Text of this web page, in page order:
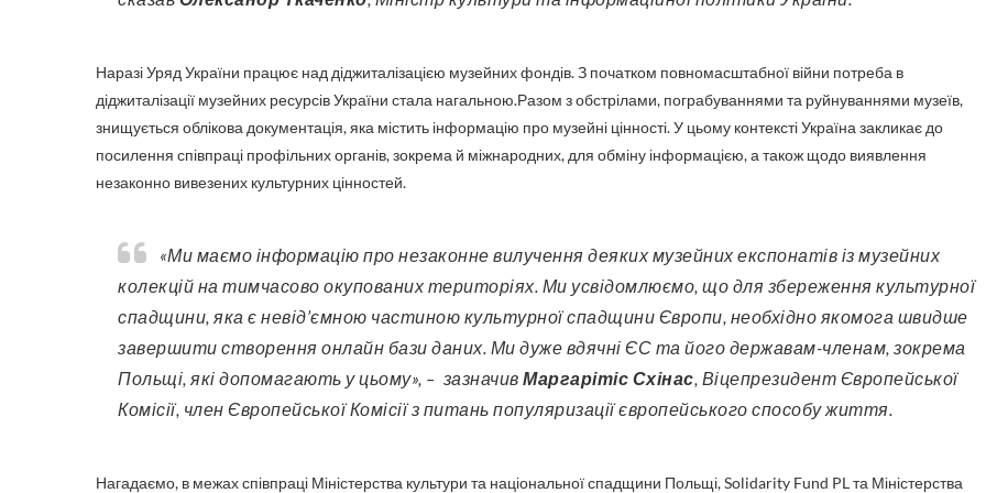
Наразі Уряд України працює над діджиталізацією музейних фондів. З початком повномасштабної війни потреба в
діджиталізації музейних ресурсів України стала нагальною.Разом з обстрілами, пограбуваннями та руйнуваннями музеїв,
знищується облікова документація, яка містить інформацію про музейні цінності. У цьому контексті Україна закликає до
посилення співпраці профільних органів, зокрема й міжнародних, для обміну інформацією, а також щодо виявлення
незаконно вивезених культурних цінностей.
«Ми маємо інформацію про незаконне вилучення деяких музейних експонатів із музейних
колекцій на тимчасово окупованих територіях. Ми усвідомлюємо, що для збереження культурної
спадщини, яка є невід’ємною частиною культурної спадщини Європи, необхідно якомога швидше
завершити створення онлайн бази даних. Ми дуже вдячні ЄС та його державам-членам, зокрема
Польщі, які допомагають у цьому», – зазначив Маргарітіс Схінас, Віцепрезидент Європейської
Комісії, член Європейської Комісії з питань популяризації європейського способу життя.
Нагадаємо, в межах співпраці Міністерства культури та національної спадщини Польщі, Solidarity Fund PL та Міністерства